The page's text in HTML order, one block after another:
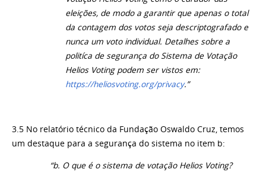
eleições, de modo a garantir que apenas o total
da contagem dos votos seja descriptografado e
nunca um voto individual. Detalhes sobre a
politíca de segurança do Sistema de Votação
Helios Voting podem ser vistos em:
https://heliosvoting.org/privacy.”
3.5 No relatório técnico da Fundação Oswaldo Cruz, temos
um destaque para a segurança do sistema no item b:
“b. O que é o sistema de votação Helios Voting?